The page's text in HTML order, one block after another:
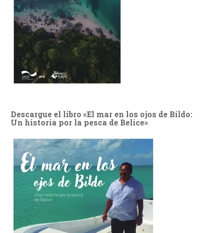
Descargue el libro «El mar en los ojos de Bildo:
Un historia por la pesca de Belice»